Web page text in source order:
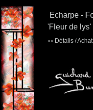
Echarpe -
'Fleur de lys'
>> Détails /